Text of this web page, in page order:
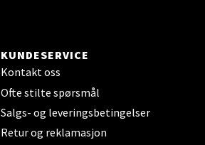
KUNDESERVICE
Kontakt oss
Ofte stilte spørsmål
Salgs- og leveringsbetingelser
Retur og reklamasjon